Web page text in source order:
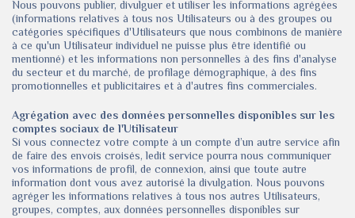
Nous pouvons publier, divulguer et utiliser les informations agrégées
(informations relatives à tous nos Utilisateurs ou à des groupes ou
catégories spécifiques d'Utilisateurs que nous combinons de manière
à ce qu'un Utilisateur individuel ne puisse plus être identifié ou
mentionné) et les informations non personnelles à des fins d'analyse
du secteur et du marché, de profilage démographique, à des fins
promotionnelles et publicitaires et à d'autres fins commerciales.
Agrégation avec des données personnelles disponibles sur les
comptes sociaux de l'Utilisateur
Si vous connectez votre compte à un compte d’un autre service afin
de faire des envois croisés, ledit service pourra nous communiquer
vos informations de profil, de connexion, ainsi que toute autre
information dont vous avez autorisé la divulgation. Nous pouvons
agréger les informations relatives à tous nos autres Utilisateurs,
groupes, comptes, aux données personnelles disponibles sur